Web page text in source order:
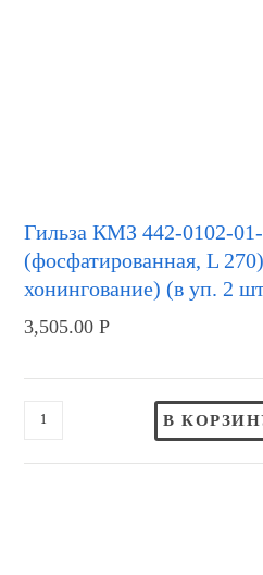
Гильза КМЗ 442-0102-
(фосфатированная, L
хонингование) (в уп. 2
3,505.00Р
В